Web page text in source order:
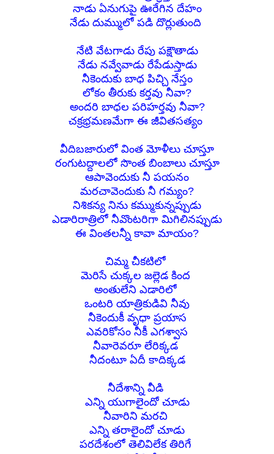
నాడు ఏనుగుపై ఊరేగిన దేహం
నేడు దుమ్ములో పడి దొర్లుతుంది
నేటి వేటగాడు రేపు పక్షౌతాడు
నేడు నవ్వేవాడు రేపేడుస్తాడు
నీకెందుకు బాధ పిచ్చి నేస్తం
లోకం తీరుకు కర్తవు నీవా?
అందరి బాధల పరిహర్తవు నీవా?
చక్రభ్రమణమేగా ఈ జీవితసత్యం
వీదిబజారులో వింత మోళీలు చూస్తూ
రంగుటద్దాలలో సొంత బింబాలు చూస్తూ
ఆపావెందుకు నీ పయనం
మరచావెందుకు నీ గమ్యం?
నిశికన్య నిను కమ్ముకున్నప్పుడు
ఎడారిరాత్రిలో నీవొంటరిగా మిగిలినప్పుడు
ఈ వింతలన్నీ కావా మాయం?
చిమ్మ చీకటిలో
మెరిసే చుక్కల జల్లెడ కింద
అంతులేని ఎడారిలో
ఒంటరి యాత్రికుడివి నీవు
నీకెందుకీ వృధా ప్రయాస
ఎవరికోసం నీకీ ఎగశ్వాస
నీవారెవరూ లేరిక్కడ
నీదంటూ ఏదీ కాదిక్కడ
నీదేశాన్ని వీడి
ఎన్ని యుగాలైందో చూడు
నీవారిని మరచి
ఎన్ని తరాలైందో చూడు
పరదేశంలో తెలివిలేక తిరిగే